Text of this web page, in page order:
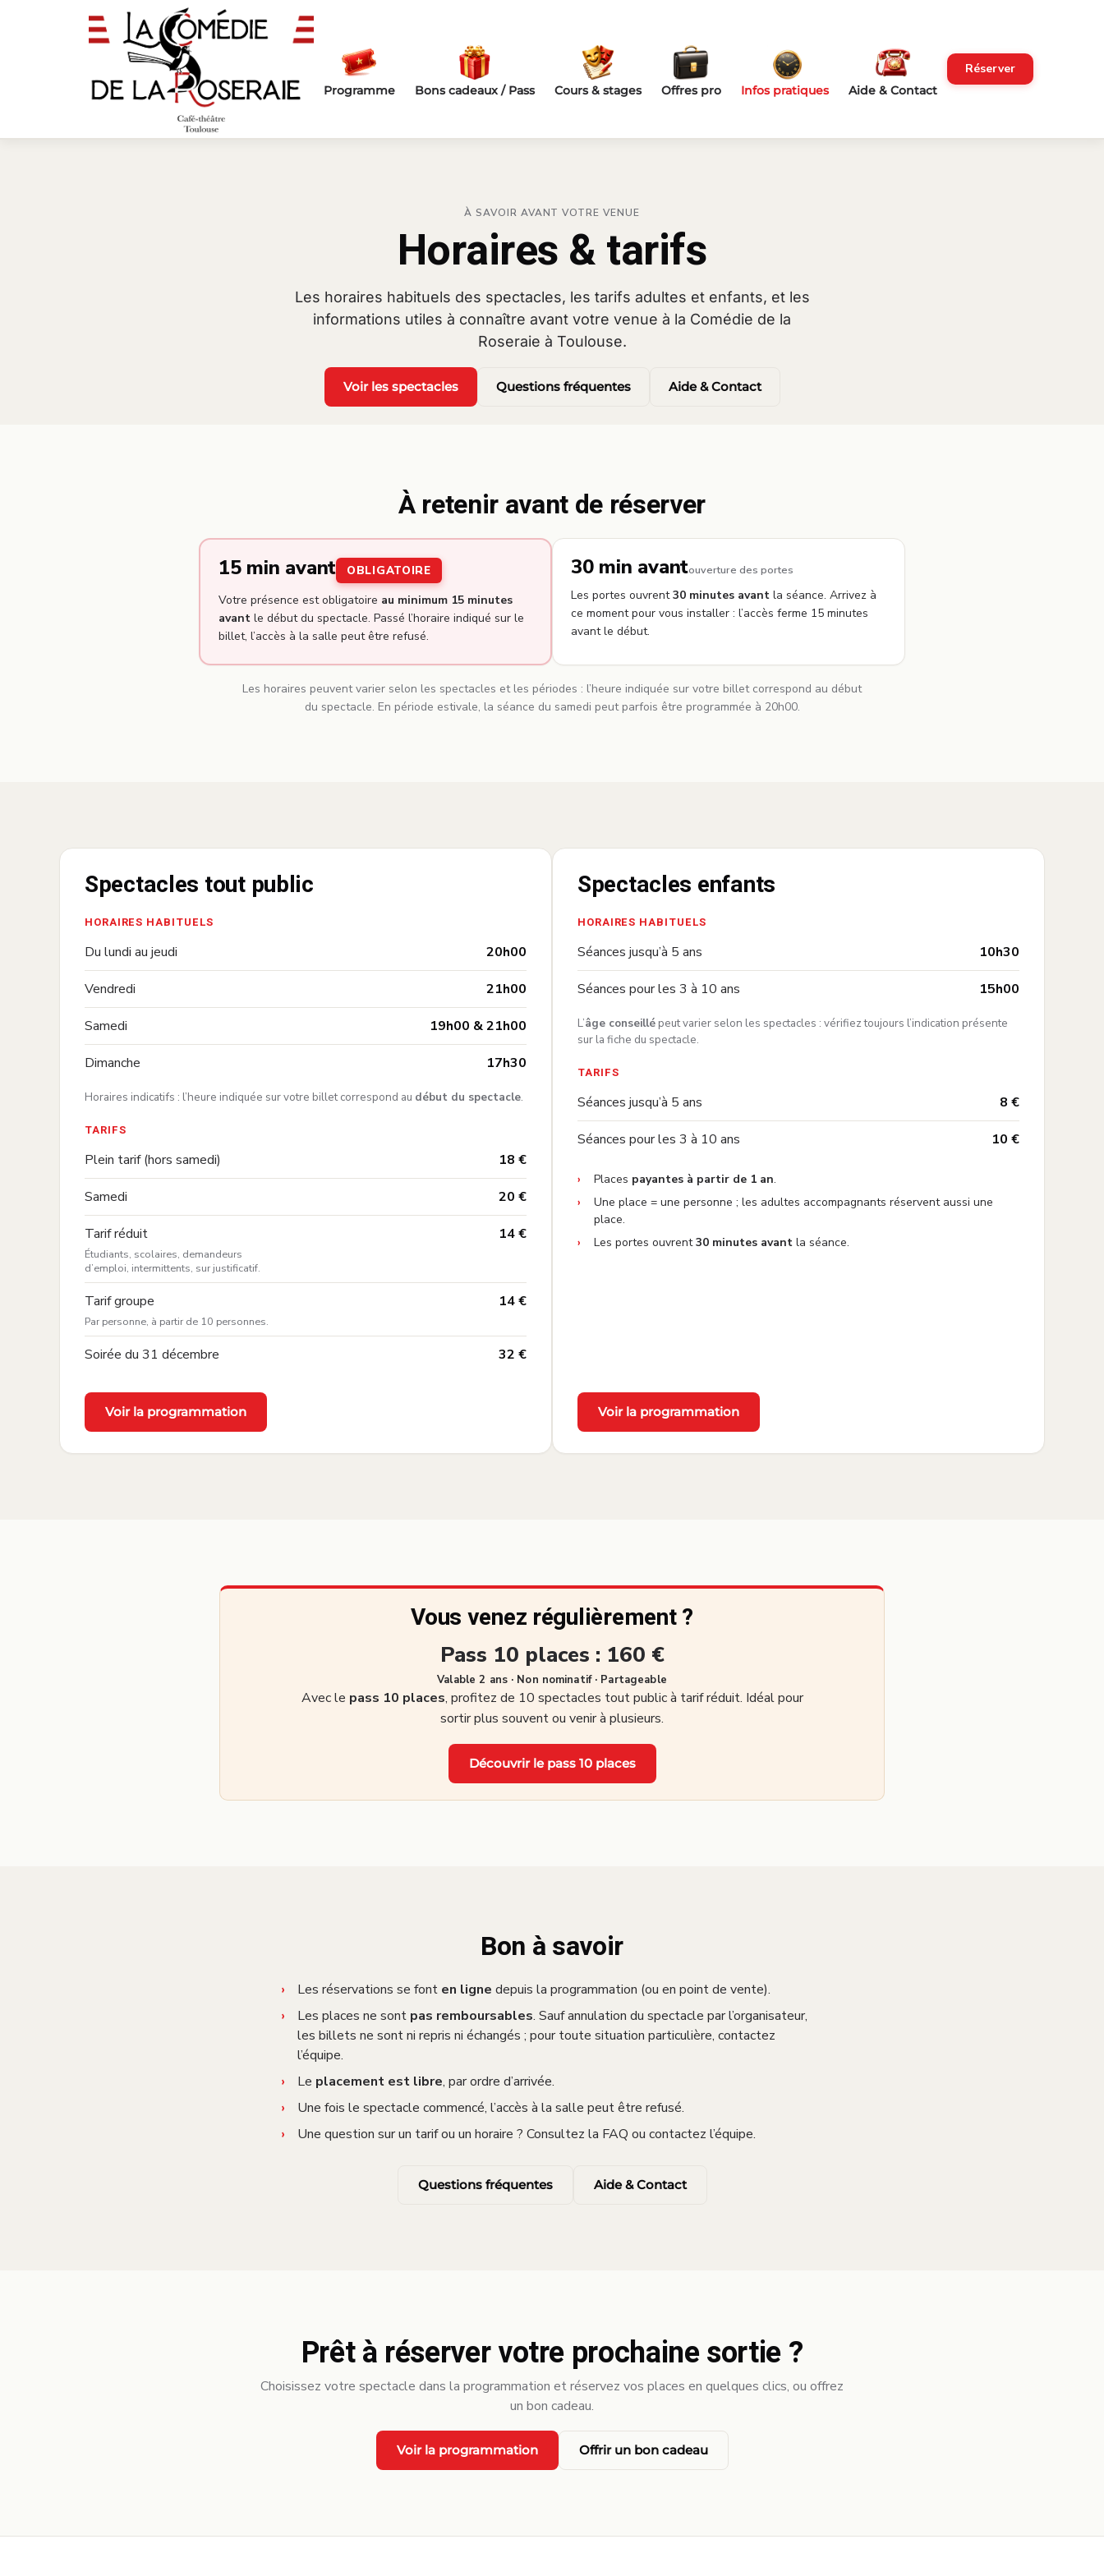
Passer au contenu principal
Programme Bons cadeaux / Pass Cours & stages Offres pro Infos pratiques Aide & Contact
Réserver
À SAVOIR AVANT VOTRE VENUE
Horaires & tarifs
Les horaires habituels des spectacles, les tarifs adultes et enfants, et les
informations utiles à connaître avant votre venue à la Comédie de la
Roseraie à Toulouse.
Voir les spectacles Questions fréquentes Aide & Contact
À retenir avant de réserver
15 min avant
OBLIGATOIRE
Votre présence est obligatoire au minimum 15 minutes
avant le début du spectacle. Passé l’horaire indiqué sur le
billet, l’accès à la salle peut être refusé.
30 min avantouverture des portes
Les portes ouvrent30 minutes avant la séance. Arrivez à
ce moment pour vous installer : l’accès ferme 15 minutes
avant le début.
Les horaires peuvent varier selon les spectacles et les périodes : l’heure indiquée sur votre billet correspond au début
du spectacle. En période estivale, la séance du samedi peut parfois être programmée à 20h00.
Spectacles tout public
HORAIRES HABITUELS
Du lundi au jeudi —
20h00
Vendredi —
21h00
Samedi —
19h00 & 21h00
Dimanche —
17h30
Horaires indicatifs : l’heure indiquée sur votre billet correspond au début du spectacle.
TARIFS
Plein tarif (hors samedi) —
18 €
Samedi —
20 €
Tarif réduit:
Étudiants, scolaires, demandeurs
d’emploi, intermittents, sur justificatif.
—
14 €
Tarif groupe
Par personne, à partir de 10 personnes.
—
14 €
Soirée du 31 décembre —
32 €
Voir la programmation
Spectacles enfants
HORAIRES HABITUELS
Séances jusqu’à 5 ans —
10h30
Séances pour les 3 à 10 ans —
15h00
L’âge conseillé peut varier selon les spectacles : vérifiez toujours l’indication présente
sur la fiche du spectacle.
TARIFS
Séances jusqu’à 5 ans —
8 €
Séances pour les 3 à 10 ans —
10 €
Places payantes à partir de 1 an.
Une place = une personne ; les adultes accompagnants réservent aussi une
place.
Les portes ouvrent30 minutes avant la séance.
Voir la programmation
Vous venez régulièrement ?
Pass 10 places : 160 €
Valable 2 ans · Non nominatif · Partageable
Avec le pass 10 places, profitez de 10 spectacles tout public à tarif réduit. Idéal pour
sortir plus souvent ou venir à plusieurs.
Découvrir le pass 10 places
Bon à savoir
Les réservations se font en ligne depuis la programmation (ou en point de vente).
Les places ne sont pas remboursables. Sauf annulation du spectacle par l’organisateur,
les billets ne sont ni repris ni échangés ; pour toute situation particulière, contactez
l’équipe.
Le placement est libre, par ordre d’arrivée.
Une fois le spectacle commencé, l’accès à la salle peut être refusé.
Une question sur un tarif ou un horaire ? Consultez la FAQ ou contactez l’équipe.
Questions fréquentes Aide & Contact
Prêt à réserver votre prochaine sortie ?
Choisissez votre spectacle dans la programmation et réservez vos places en quelques clics, ou offrez
un bon cadeau.
Voir la programmation Offrir un bon cadeau